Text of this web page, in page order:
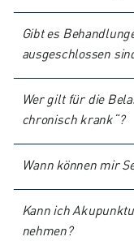
Gibt es
ausgeschlossen
Wer gilt für die
chronisch krank“?
Wann können mir
Kann ich
nehmen?